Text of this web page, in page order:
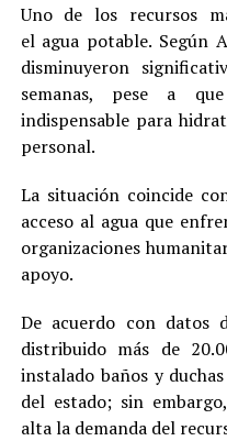
Uno de los recursos
el agua potable. Según
disminuyeron
semanas, pese a
indispensable para
personal.
La situación coincide
acceso al agua que
organizaciones
apoyo.
De acuerdo con datos
distribuido más de
instalado baños y
del estado; sin
alta la demanda del